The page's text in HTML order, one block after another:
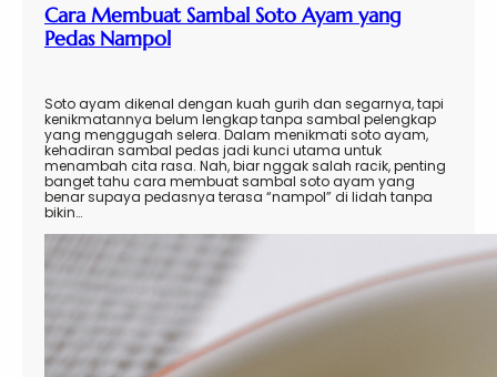
Cara Membuat Sambal Soto Ayam yang
Pedas Nampol
Soto ayam dikenal dengan kuah gurih dan segarnya, tapi
kenikmatannya belum lengkap tanpa sambal pelengkap
yang menggugah selera. Dalam menikmati soto ayam,
kehadiran sambal pedas jadi kunci utama untuk
menambah cita rasa. Nah, biar nggak salah racik, penting
banget tahu cara membuat sambal soto ayam yang
benar supaya pedasnya terasa “nampol” di lidah tanpa
bikin…